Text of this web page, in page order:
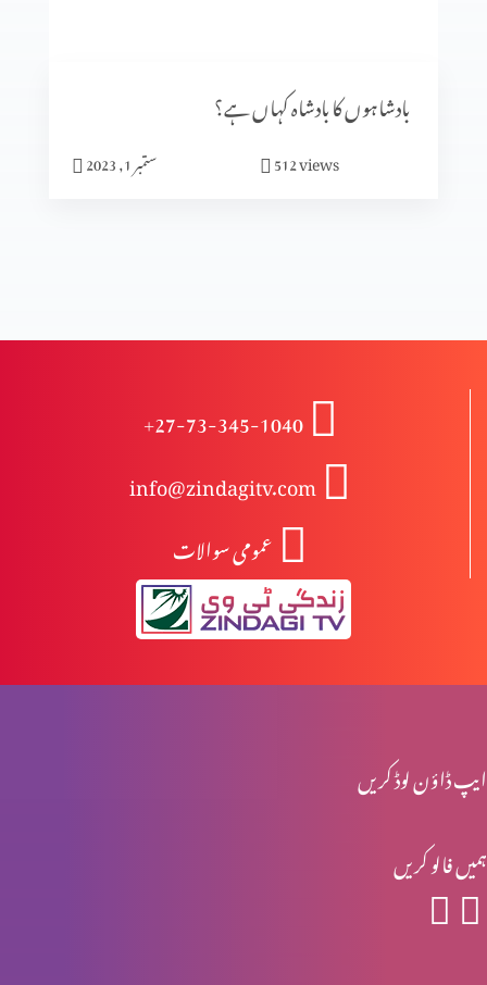
میرا معجزہ
طرز حیات
مسیح کی شان
نیا سال – میں کیا کروں؟
بادشاہوں کا بادشاہ کہاں ہے؟
ستمبر 1, 2023 512views
+27-73-345-1040
info@zindagitv.com
عمومی سوالات
ایپ ڈاؤن لوڈ کریں
ہمیں فالو کریں